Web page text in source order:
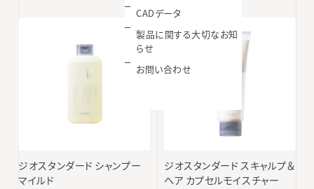
CADデータ
製品に関する大切なお知
らせ
お問い合わせ
ジオスタンダード シャンプー
マイルド
ジオスタンダード スキャルプ＆
ヘア カプセルモイスチャー